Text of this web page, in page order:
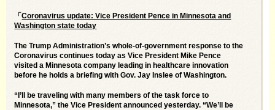
「Coronavirus update: Vice President Pence in Minnesota and
Washington state today
The Trump Administration’s whole-of-government response to the
Coronavirus continues today as Vice President Mike Pence
visited a Minnesota company leading in healthcare innovation
before he holds a briefing with Gov. Jay Inslee of Washington.
“I’ll be traveling with many members of the task force to
Minnesota,” the Vice President announced yesterday. “We’ll be